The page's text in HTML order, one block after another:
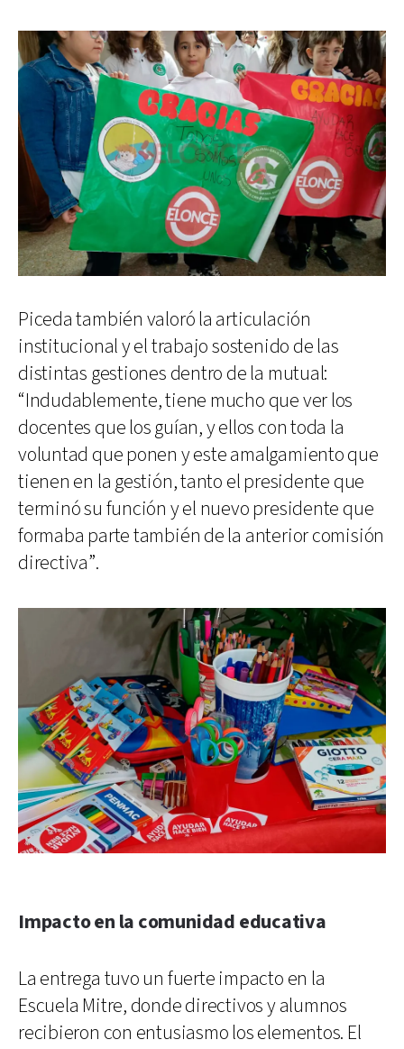
Piceda también valoró la articulación
institucional y el trabajo sostenido de las
distintas gestiones dentro de la mutual:
“Indudablemente, tiene mucho que ver los
docentes que los guían, y ellos con toda la
voluntad que ponen y este amalgamiento que
tienen en la gestión, tanto el presidente que
terminó su función y el nuevo presidente que
formaba parte también de la anterior comisión
directiva”.
Impacto en la comunidad educativa
La entrega tuvo un fuerte impacto en la
Escuela Mitre, donde directivos y alumnos
recibieron con entusiasmo los elementos. El